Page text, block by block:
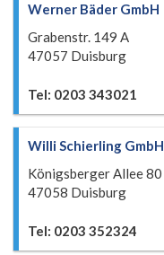
Werner Bäder GmbH
Grabenstr. 149 A
47057 Duisburg
Tel: 0203 343021
Willi Schierling GmbH
Königsberger Allee 80
47058 Duisburg
Tel: 0203 352324